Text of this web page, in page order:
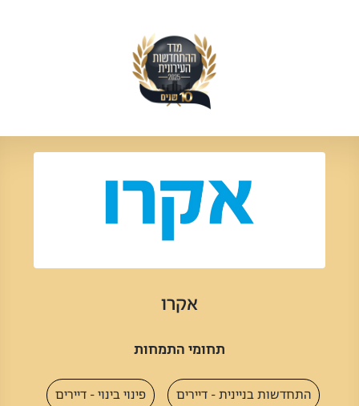
אקרו
תחומי התמחות
התחדשות בניינית - דיירים פינוי בינוי - דיירים